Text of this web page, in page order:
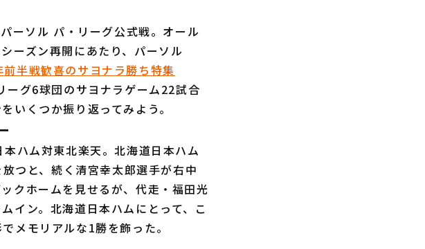
ーソル パ・リーグ公式戦。オール
ーズン再開にあたり、パーソル
半戦歓喜のサヨナラ勝ち特集
ーグ6球団のサヨナラゲーム22試合
いくつか振り返ってみよう。
ハム対東北楽天。北海道日本ハム
つと、続く清宮幸太郎選手が右中
クホームを見せるが、代走・福田光
イン。北海道日本ハムにとって、こ
メモリアルな1勝を飾った。